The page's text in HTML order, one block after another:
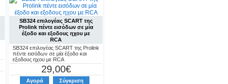
SB324 επιλογέας SCART της
Prolink πέντε εισόδων σε μία
έξοδο και εξοδους ηχου με
RCA
SB324 επιλογέας SCART της Prolink
πέντε εισόδων σε μία έξοδο και
εξοδους ηχου με RCA
29,00€
Αγορά Σύγκριση